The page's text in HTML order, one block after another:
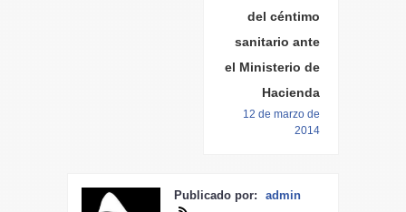
del céntimo
sanitario ante
el Ministerio de
Hacienda
12 de marzo de
2014
Publicado por: admin